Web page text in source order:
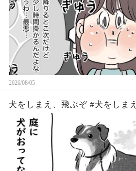
2026/08/05
犬をしまえ、飛ぶぞ #犬をしまえ